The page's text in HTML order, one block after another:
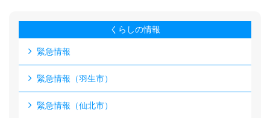
くらしの情報
緊急情報
緊急情報（羽生市）
緊急情報（仙北市）